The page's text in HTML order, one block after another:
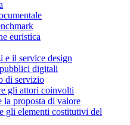
euristica
e il service design
digitali
di servizio
gli attori coinvolti
la proposta di valore
gli elementi costitutivi del